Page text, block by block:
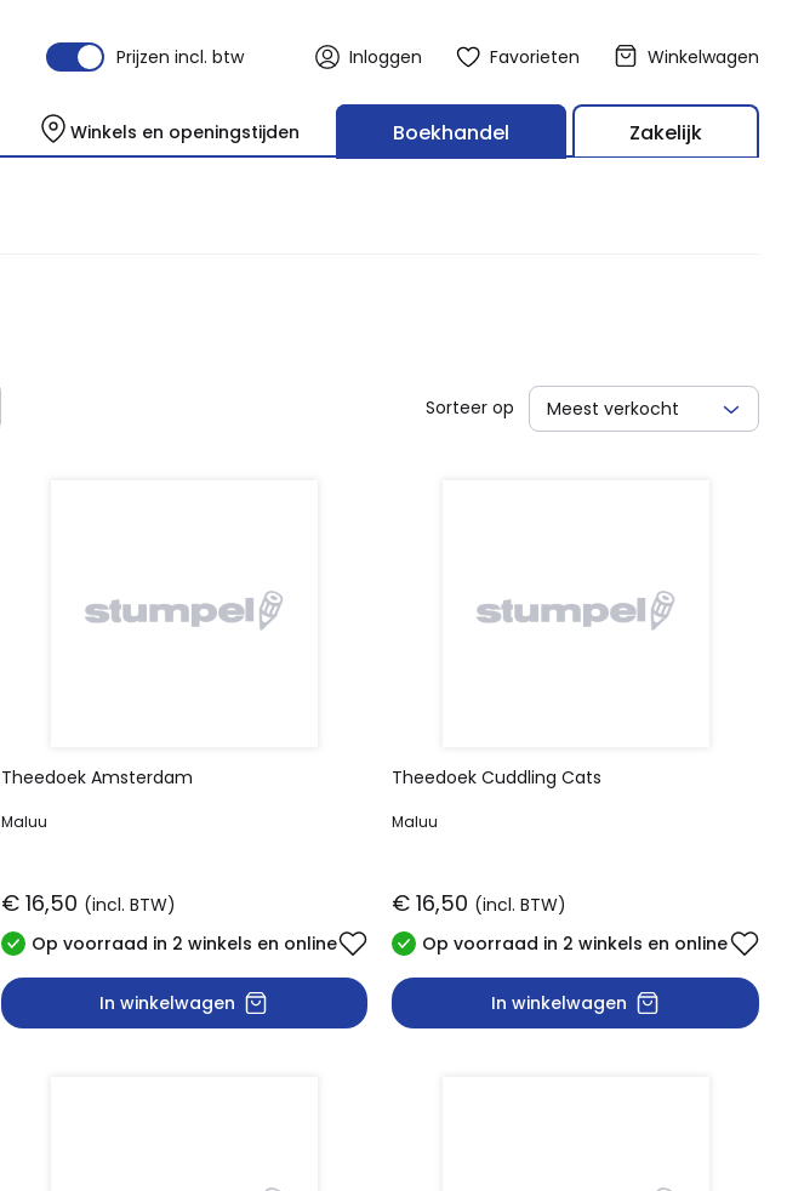
Prijzen incl. btw Inloggen Favorieten Winkelwagen
Winkels en openingstijden Boekhandel Zakelijk
Sorteer op Meest verkocht
Theedoek Amsterdam
Maluu
€ 16,50 (incl. BTW)
Op voorraad in 2 winkels en online
In winkelwagen
Theedoek Cuddling Cats
Maluu
€ 16,50 (incl. BTW)
Op voorraad in 2 winkels en online
In winkelwagen